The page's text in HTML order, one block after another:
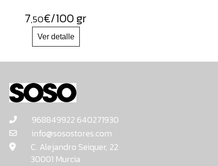
7,50€/100 gr
968849922 640271930
info@sosostores.com
C. Alejandro Seiquer, 22
30001 Murcia